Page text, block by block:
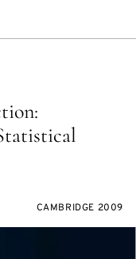
CAMBRIDGE 2009